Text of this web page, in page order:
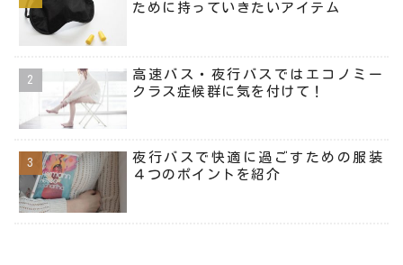
ために持っていきたいアイテム
高速バス・夜行バスではエコノミー
クラス症候群に気を付けて！
夜行バスで快適に過ごすための服装
４つのポイントを紹介